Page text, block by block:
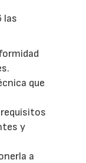
las
que
y
a